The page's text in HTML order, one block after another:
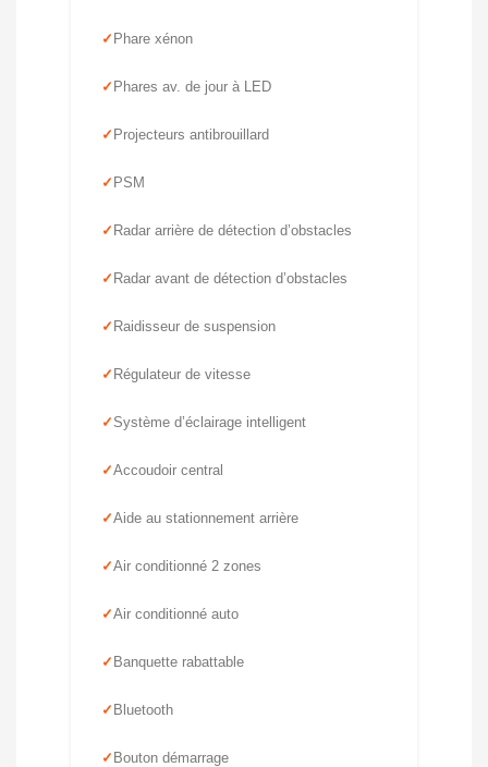
Phare xénon
Phares av. de jour à LED
Projecteurs antibrouillard
PSM
Radar arrière de détection d’obstacles
Radar avant de détection d’obstacles
Raidisseur de suspension
Régulateur de vitesse
Système d’éclairage intelligent
Accoudoir central
Aide au stationnement arrière
Air conditionné 2 zones
Air conditionné auto
Banquette rabattable
Bluetooth
Bouton démarrage